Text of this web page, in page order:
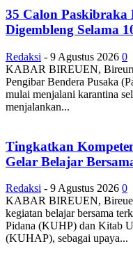
35 Calon
Digembleng Selama
Redaksi - 9 Agustus 2026 0
KABAR BIREUEN,
Pengibar Bendera Pusaka
mulai menjalani karantina
menjalankan...
Tingkatkan
Gelar Belajar
Redaksi - 9 Agustus 2026 0
KABAR BIREUEN,
kegiatan belajar bersama
Pidana (KUHP) dan Kitab
(KUHAP), sebagai upaya...